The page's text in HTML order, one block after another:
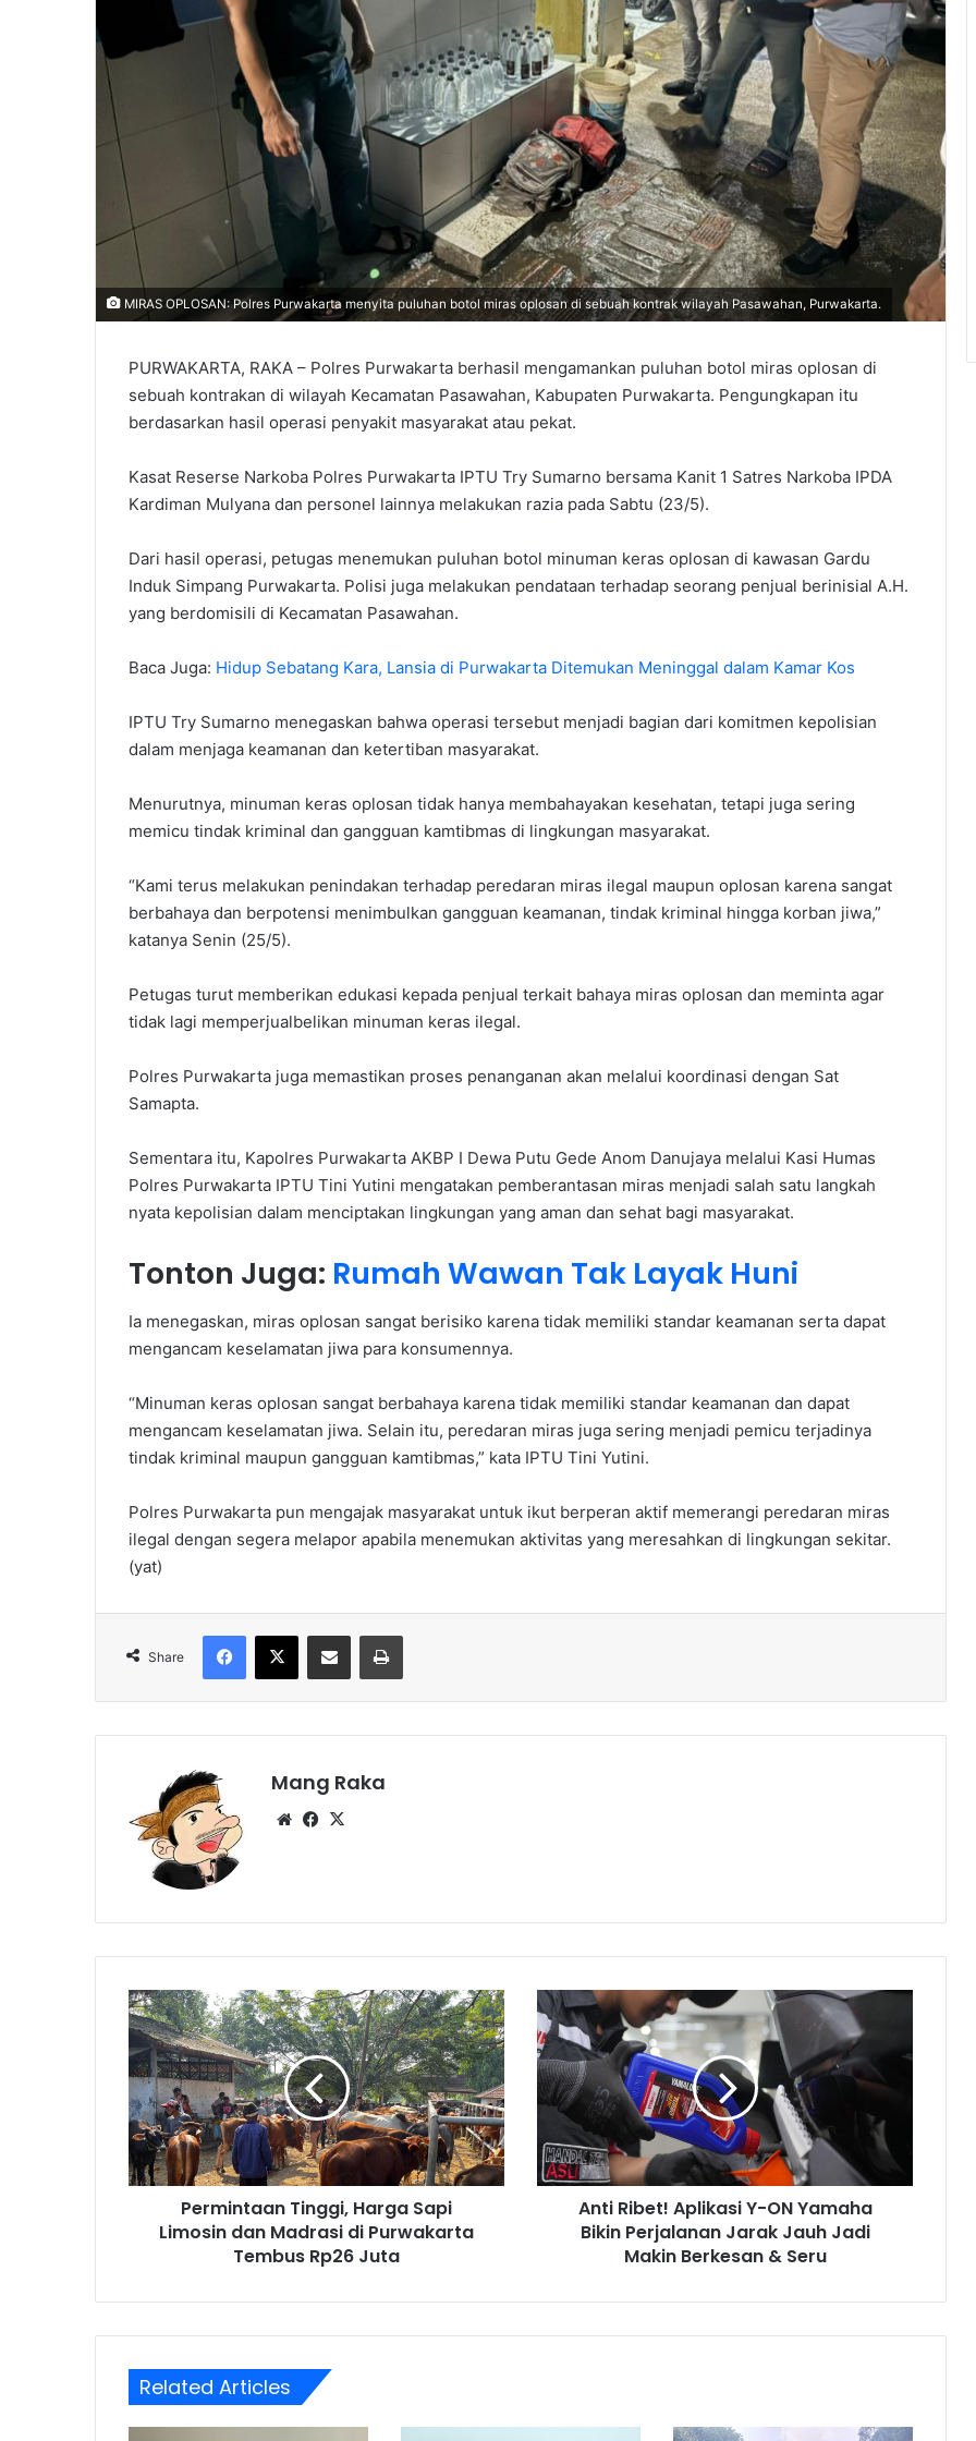
‎MIRAS OPLOSAN: Polres Purwakarta menyita puluhan botol miras oplosan di sebuah kontrak wilayah Pasawahan, Purwakarta.
PURWAKARTA, RAKA – Polres Purwakarta berhasil mengamankan puluhan botol miras oplosan di
sebuah kontrakan di wilayah Kecamatan Pasawahan, Kabupaten Purwakarta. Pengungkapan itu
berdasarkan hasil operasi penyakit masyarakat atau pekat.
Kasat Reserse Narkoba Polres Purwakarta IPTU Try Sumarno bersama Kanit 1 Satres Narkoba IPDA
Kardiman Mulyana dan personel lainnya melakukan razia pada Sabtu (23/5).
Dari hasil operasi, petugas menemukan puluhan botol minuman keras oplosan di kawasan Gardu
Induk Simpang Purwakarta. Polisi juga melakukan pendataan terhadap seorang penjual berinisial A.H.
yang berdomisili di Kecamatan Pasawahan.
Baca Juga: Hidup Sebatang Kara, Lansia di Purwakarta Ditemukan Meninggal dalam Kamar Kos
IPTU Try Sumarno menegaskan bahwa operasi tersebut menjadi bagian dari komitmen kepolisian
dalam menjaga keamanan dan ketertiban masyarakat.
Menurutnya, minuman keras oplosan tidak hanya membahayakan kesehatan, tetapi juga sering
memicu tindak kriminal dan gangguan kamtibmas di lingkungan masyarakat.
“Kami terus melakukan penindakan terhadap peredaran miras ilegal maupun oplosan karena sangat
berbahaya dan berpotensi menimbulkan gangguan keamanan, tindak kriminal hingga korban jiwa,”
katanya Senin (25/5).
Petugas turut memberikan edukasi kepada penjual terkait bahaya miras oplosan dan meminta agar
tidak lagi memperjualbelikan minuman keras ilegal.
Polres Purwakarta juga memastikan proses penanganan akan melalui koordinasi dengan Sat
Samapta.
Sementara itu, Kapolres Purwakarta AKBP I Dewa Putu Gede Anom Danujaya melalui Kasi Humas
Polres Purwakarta IPTU Tini Yutini mengatakan pemberantasan miras menjadi salah satu langkah
nyata kepolisian dalam menciptakan lingkungan yang aman dan sehat bagi masyarakat.
Tonton Juga: Rumah Wawan Tak Layak Huni
Ia menegaskan, miras oplosan sangat berisiko karena tidak memiliki standar keamanan serta dapat
mengancam keselamatan jiwa para konsumennya.
“Minuman keras oplosan sangat berbahaya karena tidak memiliki standar keamanan dan dapat
mengancam keselamatan jiwa. Selain itu, peredaran miras juga sering menjadi pemicu terjadinya
tindak kriminal maupun gangguan kamtibmas,” kata IPTU Tini Yutini.
Polres Purwakarta pun mengajak masyarakat untuk ikut berperan aktif memerangi peredaran miras
ilegal dengan segera melapor apabila menemukan aktivitas yang meresahkan di lingkungan sekitar.
(yat)
Share
Facebook
X Share via Email Print
Mang Raka
WebsiteFacebook
Permintaan
Tinggi,
Harga
Sapi
Limosin
dan
Madrasi
di
Purwakarta
Rp26
Permintaan Tinggi, Harga Sapi
Limosin dan Madrasi di Purwakarta
Tembus Rp26 Juta
Anti
Ribet!
Aplikasi
Y-
ON
Yamaha
Perjalanan
Jarak
Anti Ribet! Aplikasi Y-ON Yamaha
Bikin Perjalanan Jarak Jauh Jadi
Makin Berkesan & Seru
Related Articles